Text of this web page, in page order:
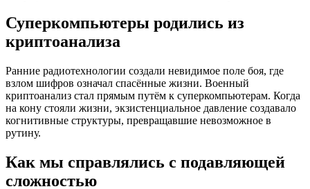
Суперкомпьютеры родились из
криптоанализа
Ранние радиотехнологии создали невидимое поле боя, где
взлом шифров означал спасённые жизни. Военный
криптоанализ стал прямым путём к суперкомпьютерам. Когда
на кону стояли жизни, экзистенциальное давление создавало
когнитивные структуры, превращавшие невозможное в
рутину.
Как мы справлялись с подавляющей
сложностью